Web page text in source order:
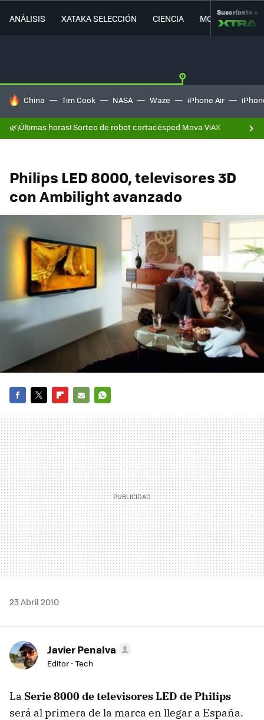
ANÁLISIS XATAKA SELECCIÓN CIENCIA MOVILIDAD
Suscríbete a
HOY SE HABLA DE
China Tim Cook NASA Waze iPhone Air
🌿¡Últimas horas! Sorteo de robot cortacésped Mova ViAX
Philips LED 8000, televisores 3D
con Ambilight avanzado
MAIL
23 Abril 2010
Javier Penalva
Editor - Tech
La Serie 8000 de televisoresLED de Philips
será al primera de la marca en llegar a España.